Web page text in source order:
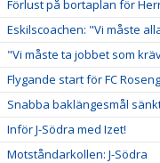
Förlust på bortaplan för
Eskilscoachen: "Vi måste
"Vi måste ta jobbet som
Flygande start för FC
Snabba baklängesmål
Inför J-Södra med Izet!
Motståndarkollen: J-Södra